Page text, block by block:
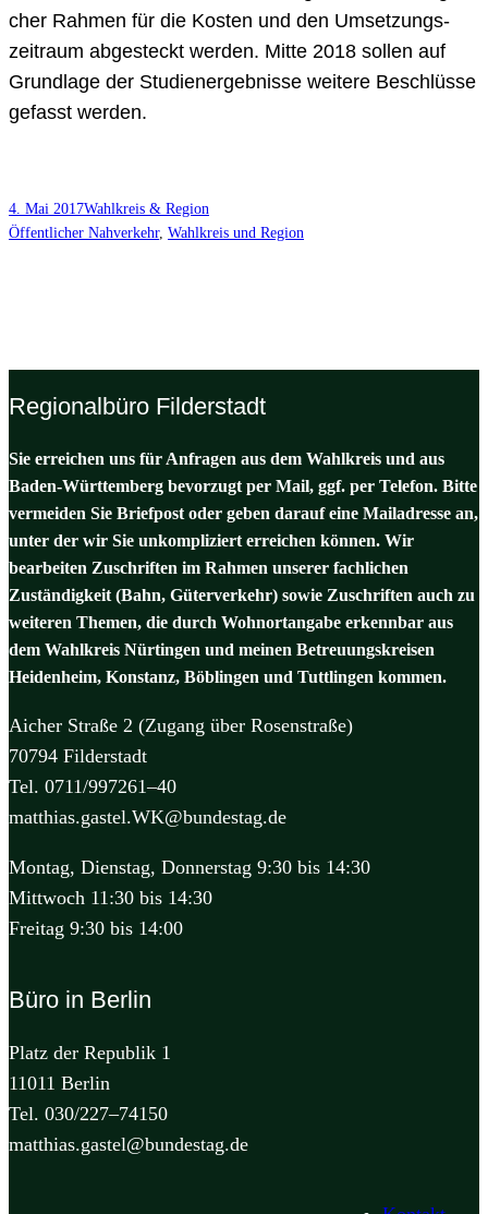
cher Rah­men für die Kos­ten und den Umset­zungs­
zeit­raum abge­steckt wer­den. Mit­te 2018 sol­len auf
Grund­la­ge der Stu­di­en­ergeb­nis­se wei­te­re Beschlüs­se
gefasst wer­den.
4. Mai 2017Wahlkreis & Region
Öffentlicher Nahverkehr, Wahlkreis und Region
Regionalbüro Filderstadt
Sie erreichen uns für Anfragen aus dem Wahlkreis und aus
Baden-Württemberg bevorzugt per Mail, ggf. per Telefon. Bitte
vermeiden Sie Briefpost oder geben darauf eine Mailadresse an,
unter der wir Sie unkompliziert erreichen können. Wir
bearbeiten Zuschriften im Rahmen unserer fachlichen
Zuständigkeit (Bahn, Güterverkehr) sowie Zuschriften auch zu
weiteren Themen, die durch Wohnortangabe erkennbar aus
dem Wahlkreis Nürtingen und meinen Betreuungskreisen
Heidenheim, Konstanz, Böblingen und Tuttlingen kommen.
Aicher Straße 2 (Zugang über Rosenstraße)
70794 Filderstadt
Tel. 0711/997261–40
matthias.gastel.WK@bundestag.de
Montag, Dienstag, Donnerstag 9:30 bis 14:30
Mittwoch 11:30 bis 14:30
Freitag 9:30 bis 14:00
Büro in Berlin
Platz der Republik 1
11011 Berlin
Tel. 030/227–74150
matthias.gastel@bundestag.de